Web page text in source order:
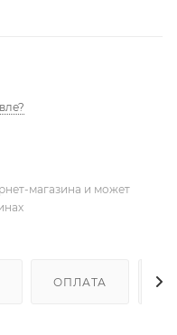
магазина и может
ОПЛАТА